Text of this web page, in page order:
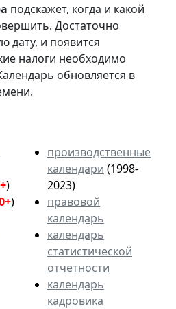
подскажет, когда и какой
Достаточно
дату, и появится
налоги необходимо
обновляется в
)
)
производственные
календари (1998-
2023)
правовой
календарь
календарь
статистической
отчетности
календарь
кадровика